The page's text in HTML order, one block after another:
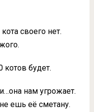
своего нет.
котов будет.
нам угрожает.
ешь её сметану.